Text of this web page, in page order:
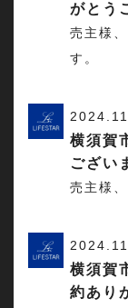
がとう
売主様
す。
横須賀
ござい
売主様
横須賀
約あり